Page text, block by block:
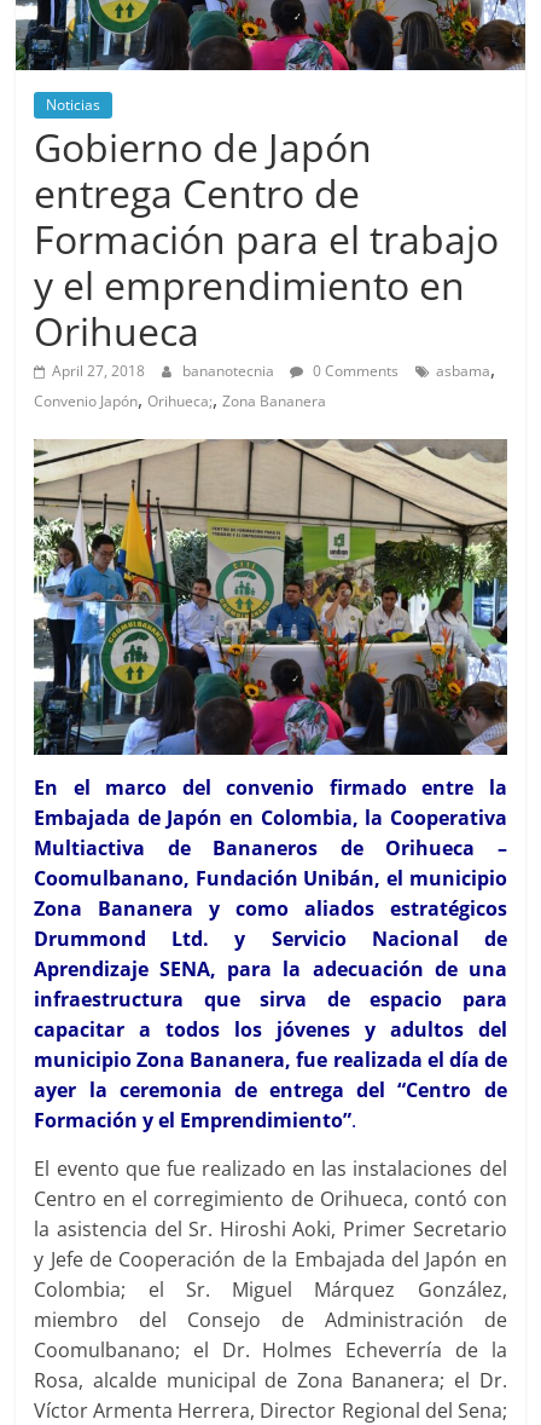
Noticias
Gobierno de Japón
entrega Centro de
Formación para el trabajo
y el emprendimiento en
Orihueca
April 27, 2018 bananotecnia 0 Comments asbama,
Convenio Japón,Orihueca;,Zona Bananera
En el marco del convenio firmado entre la
Embajada de Japón en Colombia, la Cooperativa
Multiactiva de Bananeros de Orihueca –
Coomulbanano, Fundación Unibán, el municipio
Zona Bananera y como aliados estratégicos
Drummond Ltd. y Servicio Nacional de
Aprendizaje SENA, para la adecuación de una
infraestructura que sirva de espacio para
capacitar a todos los jóvenes y adultos del
municipio Zona Bananera, fue realizada el día de
ayer la ceremonia de entrega del “Centro de
Formación y el Emprendimiento”.
El evento que fue realizado en las instalaciones del
Centro en el corregimiento de Orihueca, contó con
la asistencia del Sr. Hiroshi Aoki, Primer Secretario
y Jefe de Cooperación de la Embajada del Japón en
Colombia; el Sr. Miguel Márquez González,
miembro del Consejo de Administración de
Coomulbanano; el Dr. Holmes Echeverría de la
Rosa, alcalde municipal de Zona Bananera; el Dr.
Víctor Armenta Herrera, Director Regional del Sena;